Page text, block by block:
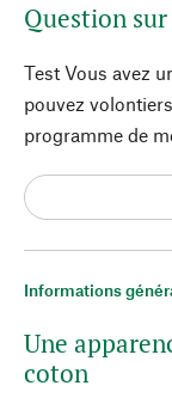
Informations
Une
coton
Question
Test Vous avez
pouvez
programme de